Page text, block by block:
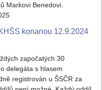
Markovi Benedovi.
konanou 12.9.2024
započatých 30
delegáta s hlasem
registrován u ŠSČR za